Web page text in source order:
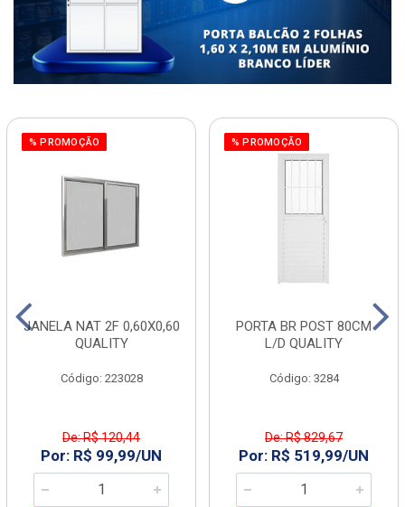
% PROMOÇÃO
JANELA NAT 2F 0,60X0,60
QUALITY
Código: 223028
De: R$ 120,44
Por: R$ 99,99/UN
% PROMOÇÃO
PORTA BR POST 80CM
L/D QUALITY
Código: 3284
De: R$ 829,67
Por: R$ 519,99/UN